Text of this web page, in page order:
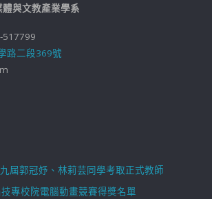
與文教產業學系
517799
路二段369號
屆郭冠妤、林莉芸同學考取正式教師
技專校院電腦動畫競賽得獎名單